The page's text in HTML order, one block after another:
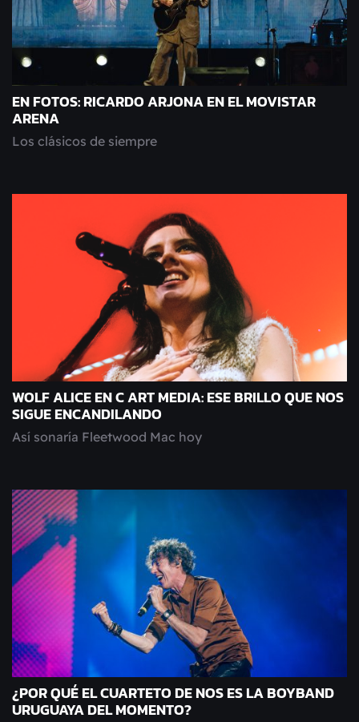
EN FOTOS: RICARDO ARJONA EN EL MOVISTAR
ARENA
Los clásicos de siempre
WOLF ALICE EN C ART MEDIA: ESE BRILLO QUE NOS
SIGUE ENCANDILANDO
Así sonaría Fleetwood Mac hoy
¿POR QUÉ EL CUARTETO DE NOS ES LA BOYBAND
URUGUAYA DEL MOMENTO?